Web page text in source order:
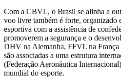
Com a CBVL, o Brasil se alinha a
voo livre também é forte, organizado
esportiva com a assistência de
promoverem a segurança e o
DHV na Alemanha, FFVL na
são associadas a uma estrutura
(Federação Aeronáutica
mundial do esporte.